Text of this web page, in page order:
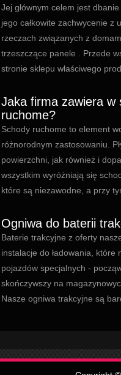
Jej głównym celem jest
jego całkowite zachwycenie z
rzeczach związanych z
trzeszczące panele . Przede
stronie sklepu właściwego
Jaka firma zawiera w
ruchome?
Schody ruchome to element
różnorodnym zastosowaniu.
powierzchni, jak również i
wszystkim wyróżniają się
które są niezawodne, a przy
Ogniwa do baterii
Baterie trakcyjne z oferty
instalacje do ładowania,
pojazdów specjalnych -
skończywszy na
Nasze ogniwa trakcyjne są